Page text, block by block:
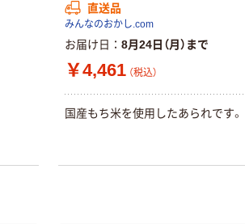
直送品
みんなのおかし.com
お届け日 8月24日（月）まで
￥4,461 （税込）
国産もち米を使用したあられです。